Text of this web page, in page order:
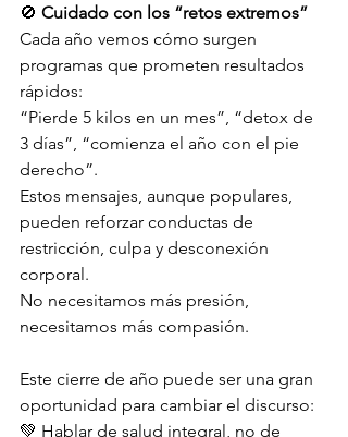
🚫 Cuidado con los “retos extremos”
Cada año vemos cómo surgen
programas que prometen resultados
rápidos:
“Pierde 5 kilos en un mes”, “detox de
3 días”, “comienza el año con el pie
derecho”.
Estos mensajes, aunque populares,
pueden reforzar conductas de
restricción, culpa y desconexión
corporal.
No necesitamos más presión,
necesitamos más compasión.
Este cierre de año puede ser una gran
oportunidad para cambiar el discurso:
💚 Hablar de salud integral, no de